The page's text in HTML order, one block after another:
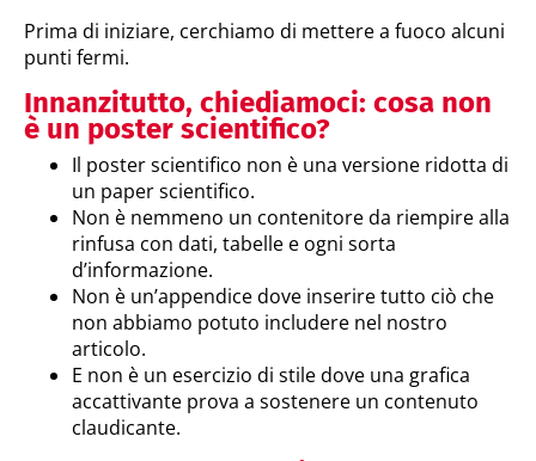
Prima di iniziare, cerchiamo di mettere a fuoco alcuni
punti fermi.
Innanzitutto, chiediamoci: cosa non
è un poster scientifico?
Il poster scientifico non è una versione ridotta di
un paper scientifico.
Non è nemmeno un contenitore da riempire alla
rinfusa con dati, tabelle e ogni sorta
d’informazione.
Non è un’appendice dove inserire tutto ciò che
non abbiamo potuto includere nel nostro
articolo.
E non è un esercizio di stile dove una grafica
accattivante prova a sostenere un contenuto
claudicante.